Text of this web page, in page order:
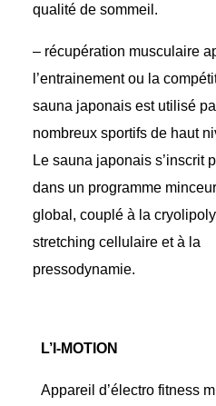
qualité de sommeil.
– récupération musculaire
l’entrainement ou la
sauna japonais est utilisé
nombreux sportifs de haut
Le sauna japonais s’inscrit
dans un programme
global, couplé à la
stretching cellulaire et à la
pressodynamie.
L’I-MOTION
Appareil d’électro fitness